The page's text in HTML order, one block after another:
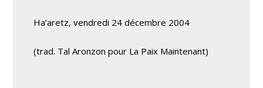
Ha’aretz, vendredi 24 décembre 2004
(trad. Tal Aronzon pour La Paix Maintenant)